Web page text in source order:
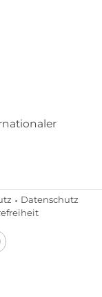
Datenschutz